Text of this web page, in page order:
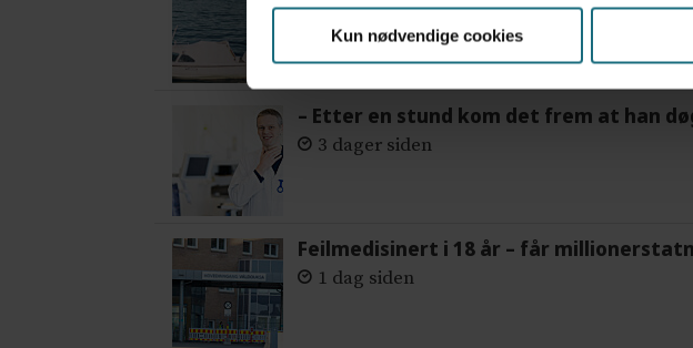
Kun nødvendige cookies
2 dager siden
– Etter en stund kom det frem at han
3 dager siden
Feilmedisinert i 18 år – får
1 dag siden